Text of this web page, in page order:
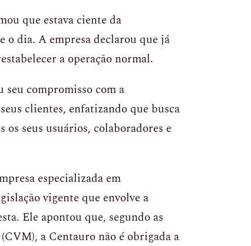
que estava ciente da
dia. A empresa declarou que já
a operação normal.
compromisso com a
clientes, enfatizando que busca
seus usuários, colaboradores e
especializada em
vigente que envolve a
Ele apontou que, segundo as
a Centauro não é obrigada a